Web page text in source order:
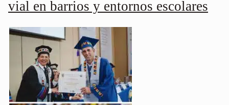
vial en barrios y entornos escolares